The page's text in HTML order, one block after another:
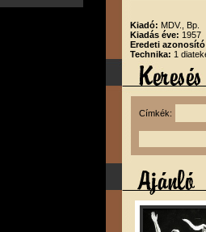
Kiadó: MDV., Bp.
Kiadás éve: 1957
Eredeti
Technika: 1
Címkék: